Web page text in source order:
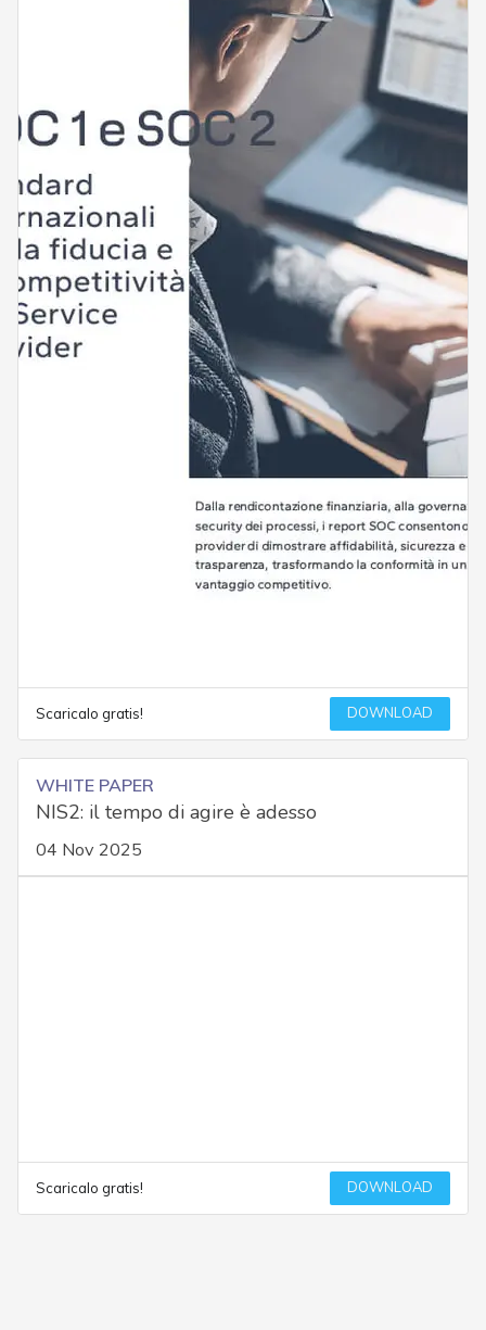
Scaricalo gratis! DOWNLOAD
WHITE PAPER
NIS2: il tempo di agire è adesso
04 Nov 2025
Scaricalo gratis! DOWNLOAD